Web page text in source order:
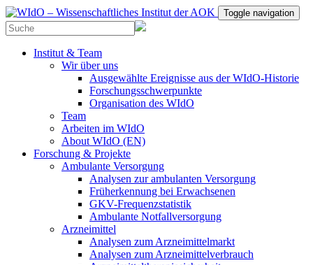
Toggle navigation
Institut & Team
Wir über uns
Ausgewählte Ereignisse aus der WIdO-Historie
Forschungsschwerpunkte
Organisation des WIdO
Team
Arbeiten im WIdO
About WIdO (EN)
Forschung & Projekte
Ambulante Versorgung
Analysen zur ambulanten Versorgung
Früherkennung bei Erwachsenen
GKV-Frequenzstatistik
Ambulante Notfallversorgung
Arzneimittel
Analysen zum Arzneimittelmarkt
Analysen zum Arzneimittelverbrauch